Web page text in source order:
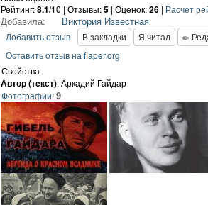
Рейтинг:8.1/10 | Отзывы:5 | Оценок:26 | Расчет
Добавила: Виктория Известная
Добавить отзыв В закладки Я читал
Оставить отзыв на flaper.org
Свойства
Автор (текст): Аркадий Гайдар
Фотографии:9